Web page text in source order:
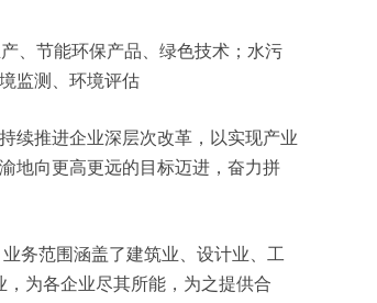
、节能环保产品、绿色技术；水污
监测、环境评估
续推进企业深层次改革，以实现产业
地向更高更远的目标迈进，奋力拼
务范围涵盖了建筑业、设计业、工
为各企业尽其所能，为之提供合